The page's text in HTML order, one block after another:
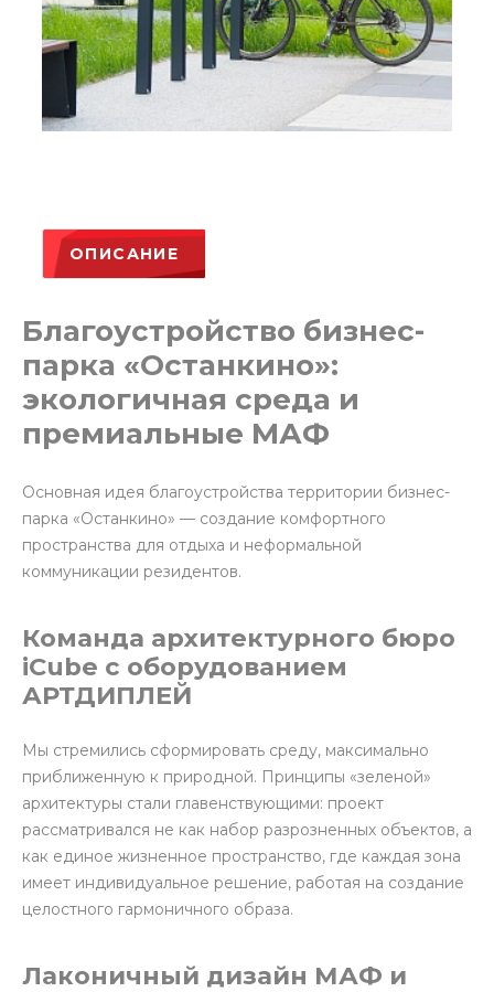
ОПИСАНИЕ
Благоустройство бизнес-
парка «Останкино»:
экологичная среда и
премиальные МАФ
Основная идея благоустройства территории бизнес-
парка «Останкино» — создание комфортного
пространства для отдыха и неформальной
коммуникации резидентов.
Команда архитектурного бюро
iCube с оборудованием
АРТДИПЛЕЙ
Мы стремились сформировать среду, максимально
приближенную к природной. Принципы «зеленой»
архитектуры стали главенствующими: проект
рассматривался не как набор разрозненных объектов, а
как единое жизненное пространство, где каждая зона
имеет индивидуальное решение, работая на создание
целостного гармоничного образа.
Лаконичный дизайн МАФ и